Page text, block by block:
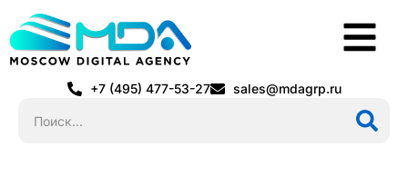
+7 (495) 477-53-27 sales@mdagrp.ru